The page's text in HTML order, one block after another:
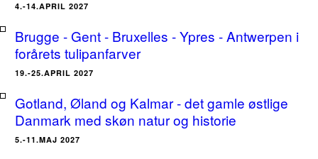
4.-14.APRIL 2027
Brugge - Gent - Bruxelles - Ypres - Antwerpen i
forårets tulipanfarver
19.-25.APRIL 2027
Gotland, Øland og Kalmar - det gamle østlige
Danmark med skøn natur og historie
5.-11.MAJ 2027